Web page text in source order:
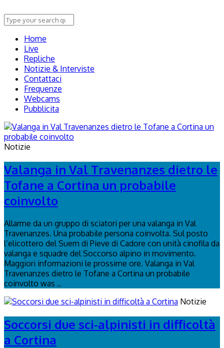
Home
Live
Repliche
Notizie & Interviste
Contattaci
Frequenze
Webcams
Pubblicita
Notizie
Valanga in Val Travenanzes dietro le
Tofane a Cortina un probabile
coinvolto
Allarme da un gruppo di sciatori per una valanga in Val
Travenanzes. Una probabile persona coinvolta. Sul posto
l’elicottero del Suem di Pieve di Cadore con unità cinofila da
valanga e squadre del Soccorso alpino in movimento.
Maggiori informazioni le prossime ore. Valanga in Val
Travenanzes dietro le Tofane a Cortina un probabile
coinvolto was ..
Notizie
Soccorsi due sci-alpinisti in difficoltà
a Cortina